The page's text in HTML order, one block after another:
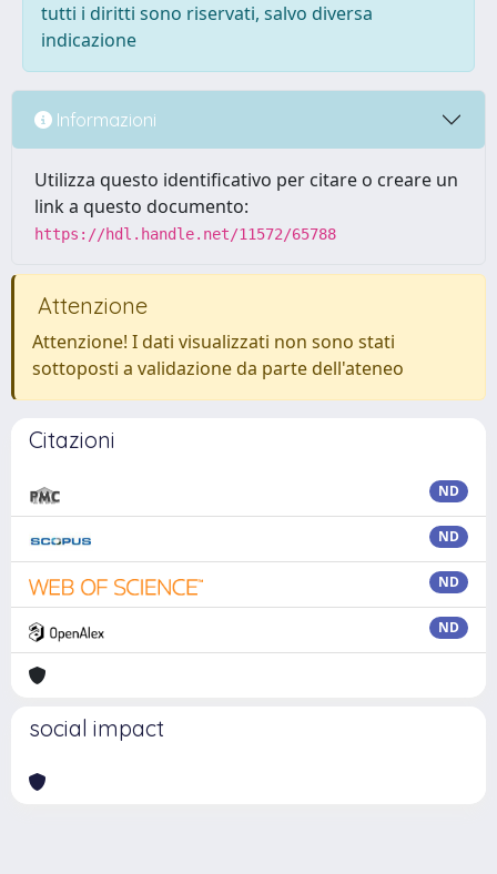
tutti i diritti sono riservati, salvo diversa
indicazione
Informazioni
Utilizza questo identificativo per citare o creare un
link a questo documento:
https://hdl.handle.net/11572/65788
Attenzione
Attenzione! I dati visualizzati non sono stati
sottoposti a validazione da parte dell'ateneo
Citazioni
ND
ND
ND
ND
social impact